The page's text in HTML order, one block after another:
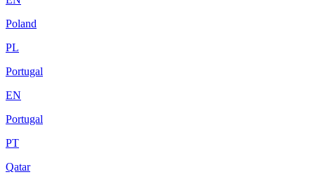
Poland
PL
Portugal
EN
Portugal
PT
Qatar